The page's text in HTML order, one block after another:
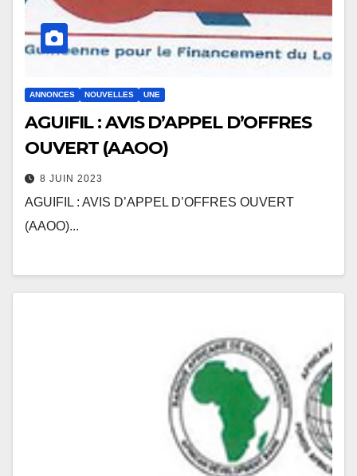
ANNONCES NOUVELLES UNE
AGUIFIL : AVIS D’APPEL D’OFFRES
OUVERT (AAOO)
8 JUIN 2023
AGUIFIL : AVIS D’APPEL D’OFFRES OUVERT
(AAOO)...